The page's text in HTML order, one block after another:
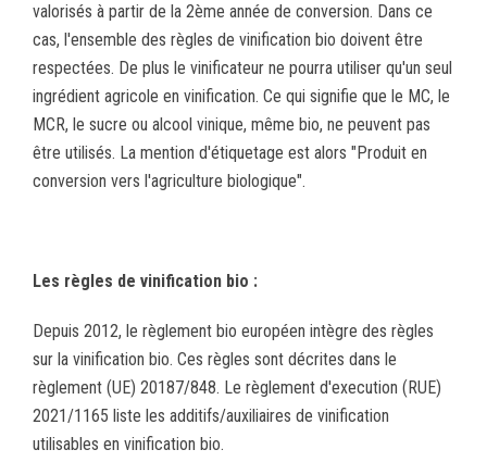
valorisés à partir de la 2ème année de conversion. Dans ce
cas, l'ensemble des règles de vinification bio doivent être
respectées. De plus le vinificateur ne pourra utiliser qu'un seul
ingrédient agricole en vinification. Ce qui signifie que le MC, le
MCR, le sucre ou alcool vinique, même bio, ne peuvent pas
être utilisés. La mention d'étiquetage est alors "Produit en
conversion vers l'agriculture biologique".
Les règles de vinification bio :
Depuis 2012, le règlement bio européen intègre des règles
sur la vinification bio. Ces règles sont décrites dans le
règlement (UE) 20187/848. Le règlement d'execution (RUE)
2021/1165 liste les additifs/auxiliaires de vinification
utilisables en vinification bio.